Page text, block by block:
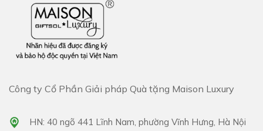
Công ty Cổ Phần Giải pháp Quà tặng Maison Luxury
HN: 40 ngõ 441 Lĩnh Nam, phường Vĩnh Hưng, Hà Nội